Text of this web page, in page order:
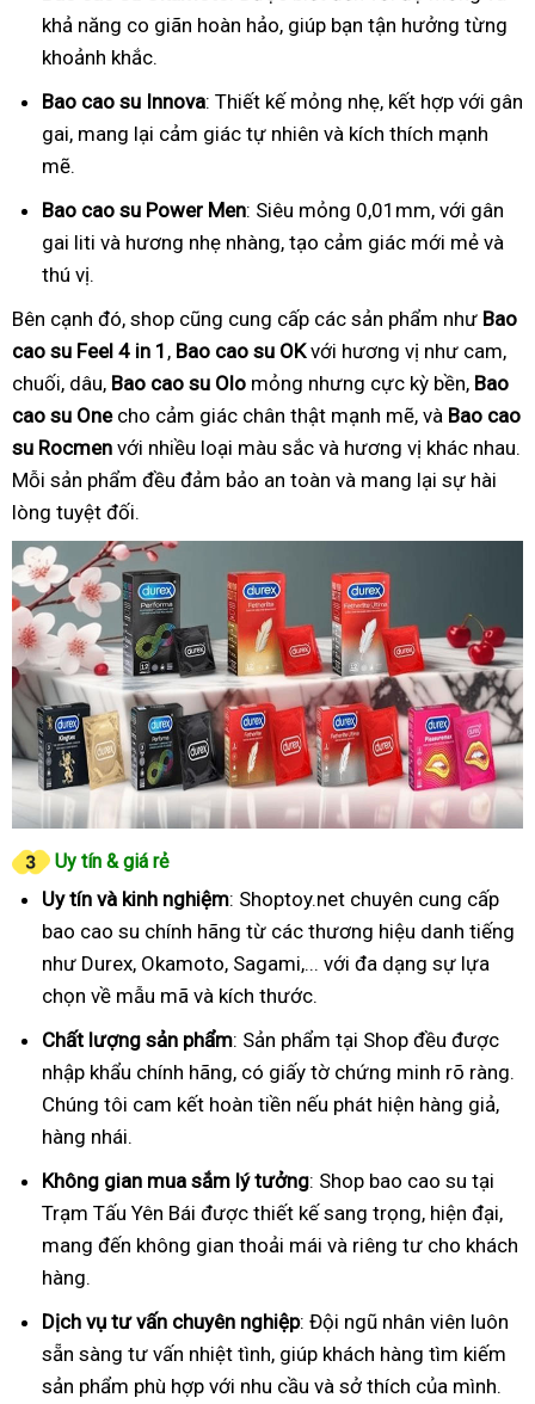
khả năng co giãn hoàn hảo, giúp bạn tận hưởng từng
khoảnh khắc.
Bao cao su Innova: Thiết kế mỏng nhẹ, kết hợp với gân
gai, mang lại cảm giác tự nhiên và kích thích mạnh
mẽ.
Bao cao su Power Men: Siêu mỏng 0,01mm, với gân
gai liti và hương nhẹ nhàng, tạo cảm giác mới mẻ và
thú vị.
Bên cạnh đó, shop cũng cung cấp các sản phẩm như Bao
cao su Feel 4 in 1 , Bao cao su OKvới hương vị như cam,
chuối, dâu, Bao cao su Olo mỏng nhưng cực kỳ bền, Bao
cao su Onecho cảm giác chân thật mạnh mẽ, và Bao cao
su Rocmen với nhiều loại màu sắc và hương vị khác nhau.
Mỗi sản phẩm đều đảm bảo an toàn và mang lại sự hài
lòng tuyệt đối.
Uy tín & giá rẻ
Uy tín và kinh nghiệm: Shoptoy.net chuyên cung cấp
bao cao su chính hãng từ các thương hiệu danh tiếng
như Durex, Okamoto, Sagami,... với đa dạng sự lựa
chọn về mẫu mã và kích thước.
Chất lượng sản phẩm: Sản phẩm tại Shop đều được
nhập khẩu chính hãng, có giấy tờ chứng minh rõ ràng.
Chúng tôi cam kết hoàn tiền nếu phát hiện hàng giả,
hàng nhái.
Không gian mua sắm lý tưởng: Shop bao cao su tại
Trạm Tấu Yên Bái được thiết kế sang trọng, hiện đại,
mang đến không gian thoải mái và riêng tư cho khách
hàng.
Dịch vụ tư vấn chuyên nghiệp: Đội ngũ nhân viên luôn
sẵn sàng tư vấn nhiệt tình, giúp khách hàng tìm kiếm
sản phẩm phù hợp với nhu cầu và sở thích của mình.